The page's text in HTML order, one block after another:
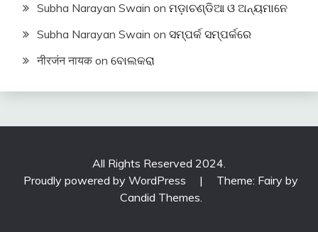
Subha Narayan Swain on ମଡ଼ାଚଣ୍ଡିଆ ଓ ଅନ୍ୟମାନେ
Subha Narayan Swain on ସମ୍ପର୍କ ସମ୍ପର୍କରେ
नीरजंन नायक on ବୋଲକରା
All Rights Reserved 2024.
Proudly powered by WordPress
|
Theme: Fairy by
Candid Themes.